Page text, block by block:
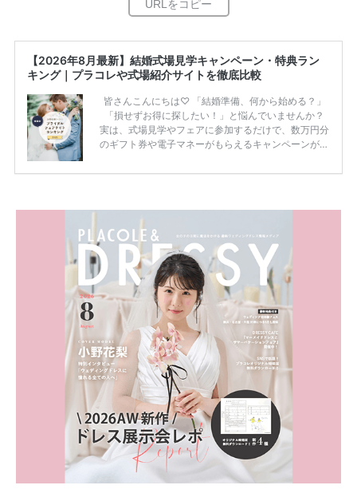
【2026年8月最新】結婚式場見学キャンペーン・特典ラン
キング｜プラコレや式場紹介サイトを徹底比較
皆さんこんにちは♡ 「結婚準備、何から始める？」
「損せずお得に探したい！」と悩んでいませんか？
実は、式場見学やフェアに参加するだけで、数万円分
のギフト券や電子マネーがもらえるキャンペーンがあ
ため、比較せずに選ぶと損をしてしまうことも……。
内容：特典金額・条件・応募方法・注意点 「どこが
一番お得？」「プラコレの特典は？」といった疑問も
解決します。 まずは診断で候補を絞れる「ウェディ
ング診断」か、体験型 […]
続きを読む